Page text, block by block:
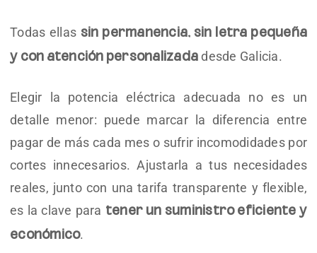
Todas ellas sin permanencia, sin letra pequeña
y con atención personalizada desde Galicia.
Elegir la potencia eléctrica adecuada no es un
detalle menor: puede marcar la diferencia entre
pagar de más cada mes o sufrir incomodidades por
cortes innecesarios. Ajustarla a tus necesidades
reales, junto con una tarifa transparente y flexible,
es la clave para tener un suministro eficiente y
económico.